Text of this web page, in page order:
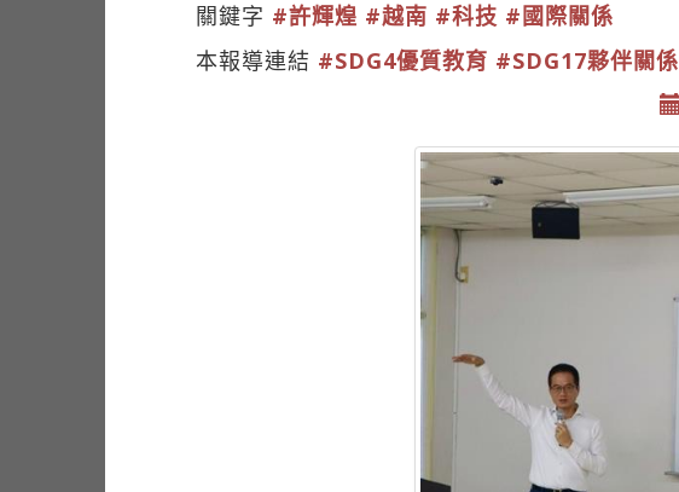
關鍵字 #許輝煌 #越南 #科技 #國際關係
本報導連結 #SDG4優質教育 #SDG17夥伴關係